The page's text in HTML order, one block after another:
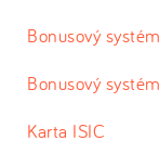
Bonusový
Bonusový
Karta ISIC